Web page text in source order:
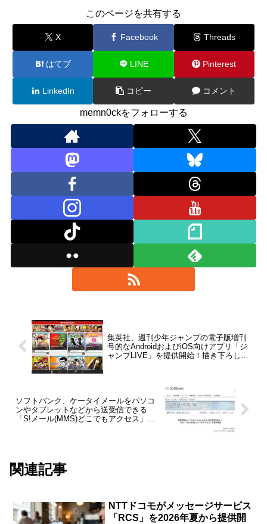
このページを共有する
X Facebook Threads
はてブ LINE Pinterest
LinkedIn コピー コメント
memn0ckをフォローする
集英社、週刊少年ジャンプの電子版増刊
号的なAndroidおよびiOS向けアプリ「ジ
ャンプLIVE」を提供開始！描き下ろしマ
ソフトバンク、ケータイメールをパソコ
ンやタブレットなどから送受信できる
「S!メール(MMS)どこでもアクセス」を8
関連記事
NTTドコモがメッセージサービス
「RCS」を2026年夏から提供開